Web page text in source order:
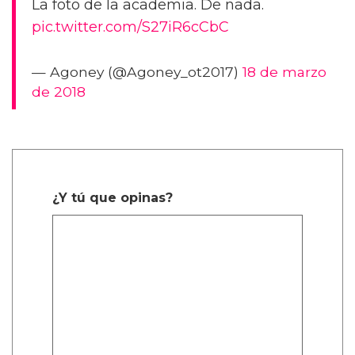
La foto de la academia. De nada.
pic.twitter.com/S27iR6cCbC
— Agoney (@Agoney_ot2017)18 de marzo
de 2018
¿Y tú que opinas?